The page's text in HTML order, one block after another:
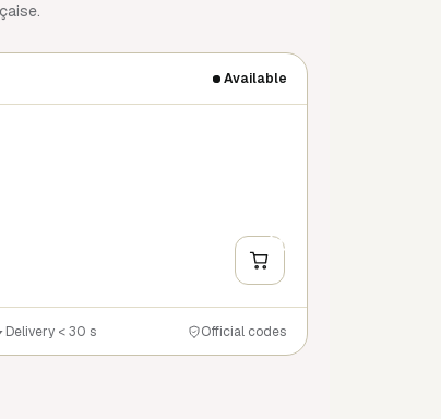
Available
+
Delivery < 30 s Official codes